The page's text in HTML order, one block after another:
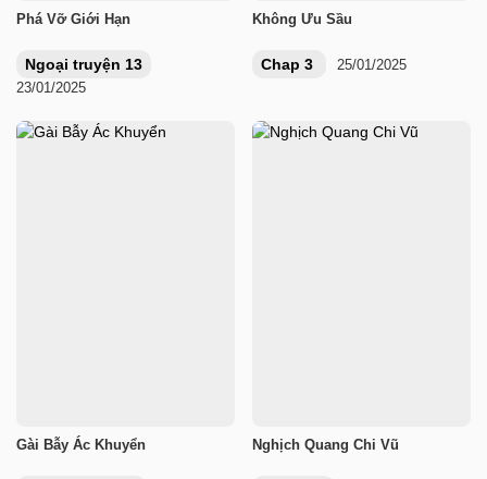
Phá Vỡ Giới Hạn
Ngoại truyện 13
23/01/2025
Không Ưu Sầu
Chap 3 25/01/2025
Gài Bẫy Ác Khuyển Nghịch Quang Chi Vũ